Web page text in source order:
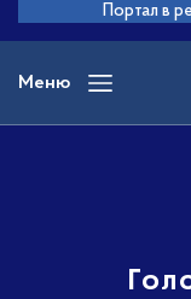
основного
вмісту
Портал в
Меню